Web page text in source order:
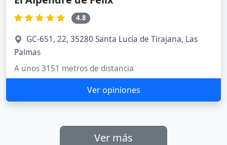
4.8
GC-651, 22, 35280 Santa Lucía de Tirajana, Las
Palmas
A unos 3151 metros de distancia
Ver opiniones
Ver más